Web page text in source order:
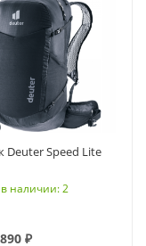
Deuter Speed Lite
в наличии: 2
₽